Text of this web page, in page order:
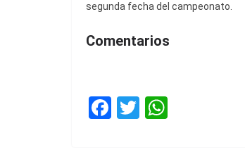
segunda fecha del campeonato.
Comentarios
F T